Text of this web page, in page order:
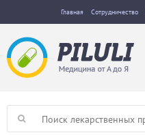
Главная Сотрудничество